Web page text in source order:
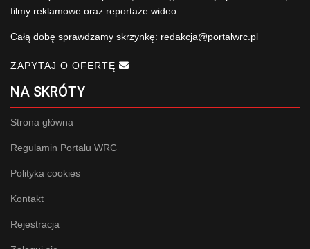
filmy reklamowe oraz reportaże wideo.
Całą dobę sprawdzamy skrzynkę: redakcja@portalwrc.pl
ZAPYTAJ O OFERTĘ
NA SKRÓTY
Strona główna
Regulamin Portalu WRC
Polityka cookies
Kontakt
Rejestracja